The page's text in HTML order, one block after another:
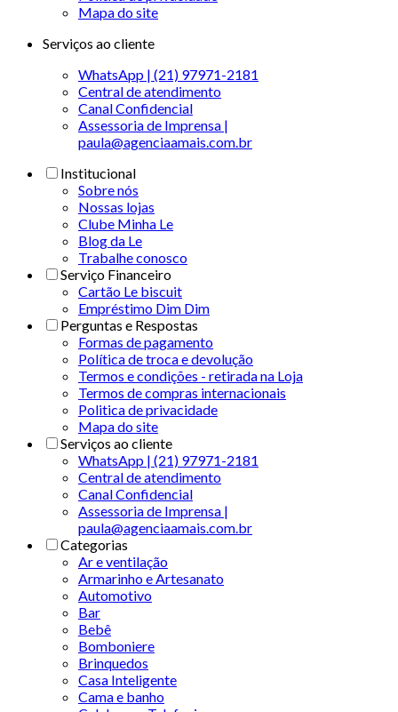
Mapa do site
Serviços ao cliente
WhatsApp | (21) 97971-2181
Central de atendimento
Canal Confidencial
Assessoria de Imprensa |
paula@agenciaamais.com.br
Institucional
Sobre nós
Nossas lojas
Clube Minha Le
Blog da Le
Trabalhe conosco
Serviço Financeiro
Cartão Le biscuit
Empréstimo Dim Dim
Perguntas e Respostas
Formas de pagamento
Política de troca e devolução
Termos e condições - retirada na Loja
Termos de compras internacionais
Politica de privacidade
Mapa do site
Serviços ao cliente
WhatsApp | (21) 97971-2181
Central de atendimento
Canal Confidencial
Assessoria de Imprensa |
paula@agenciaamais.com.br
Categorias
Ar e ventilação
Armarinho e Artesanato
Automotivo
Bar
Bebê
Bomboniere
Brinquedos
Casa Inteligente
Cama e banho